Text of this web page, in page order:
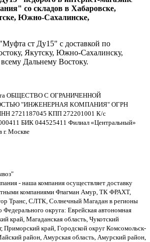
со складов в Хабаровске,
Южно-Сахалинске,
ст Ду15" с доставкой по
Якутску, Южно-Сахалинску,
Дальнему Востоку.
ОБЩЕСТВО С ОГРАНИЧЕННОЙ
"ИНЖЕНЕРНАЯ КОМПАНИЯ" ОГРН
2721187045 КПП 272201001 К/с
БИК 044525411 Филиал «Центральный»
г. Москве
- наша компания осуществляет доставку
компаниями Флагман Амур, ТК ФРАХТ,
Транс, СЛТК, Солнечный Магадан в регионы
Федерального округа: Еврейская автономная
край, Магаданская область, Чукотский
Приморский край, Городской округ Комсомольск-
район, Амурская область, Амурский район,